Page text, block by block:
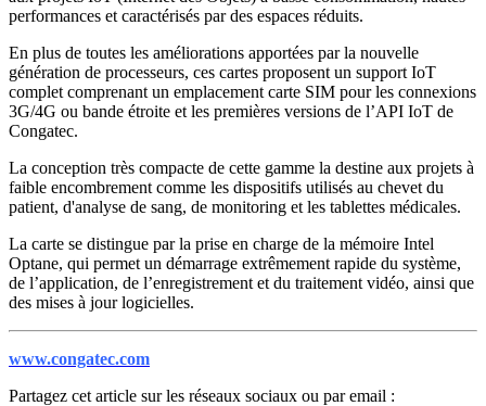
performances et caractérisés par des espaces réduits.
En plus de toutes les améliorations apportées par la nouvelle
génération de processeurs, ces cartes proposent un support IoT
complet comprenant un emplacement carte SIM pour les connexions
3G/4G ou bande étroite et les premières versions de l’API IoT de
Congatec.
La conception très compacte de cette gamme la destine aux projets à
faible encombrement comme les dispositifs utilisés au chevet du
patient, d'analyse de sang, de monitoring et les tablettes médicales.
La carte se distingue par la prise en charge de la mémoire Intel
Optane, qui permet un démarrage extrêmement rapide du système,
de l’application, de l’enregistrement et du traitement vidéo, ainsi que
des mises à jour logicielles.
www.congatec.com
Partagez cet article sur les réseaux sociaux ou par email :